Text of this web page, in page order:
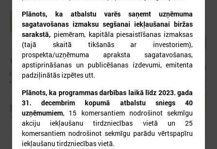
Plānots, ka atbalstu varēs saņemt uzņēmuma
sagatavošanas izmaksu segšanai iekļaušanai biržas
sarakstā, piemēram, kapitāla piesaistīšanas izmaksas
(tajā skaitā tikšanās ar investoriem),
prospekta/uzņēmuma apraksta sagatavošanas,
apstiprināšanas un publicēšanas izdevumi, emitenta
padziļinātās izpētes utt.
Plānots, ka programmas darbības laikā līdz 2023. gada
31. decembrim kopumā atbalstu sniegs 40
uzņēmumiem, 15 komersantiem nodrošinot sekmīgu
akciju iekļaušanu tirdzniecības vietā un 25
komersantiem nodrošinot sekmīgu parādu vērtspapīru
iekļaušanu tirdzniecības vietā.